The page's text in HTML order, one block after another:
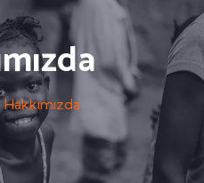
Hakkımızda